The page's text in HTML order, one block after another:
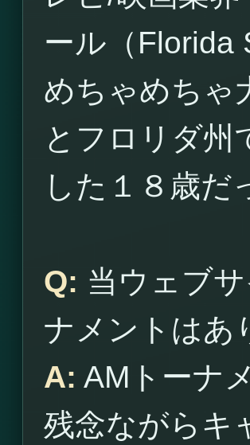
ール（Florida
めちゃめちゃ
とフロリダ州
した１８歳だ
Q: 当ウェブ
ナメントはあ
A: AMトーナ
残念ながらキ